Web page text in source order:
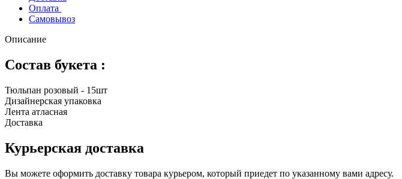
Оплата
Самовывоз
Описание
Состав букета :
Тюльпан розовый - 15шт
Дизайнерская упаковка
Лента атласная
Доставка
Курьерская доставка
Вы можете оформить доставку товара курьером, который приедет по указанному вами адресу.